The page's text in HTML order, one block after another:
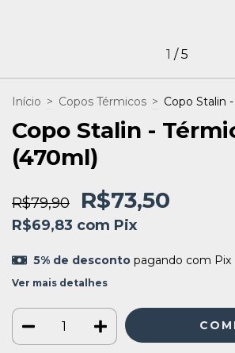
1 /5
Início > Copos Térmicos > Copo Stalin
Copo Stalin -
(470ml)
R$79,90 R$73,50
R$69,83 com Pix
5% de descontopagando com Pix
Ver mais detalhes